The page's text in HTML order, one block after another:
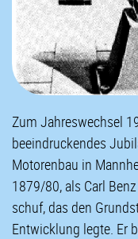
Zum Jahreswechsel
beeindruckendes
Motorenbau in
1879/80, als Carl
schuf, das den
Entwicklung legte. Er